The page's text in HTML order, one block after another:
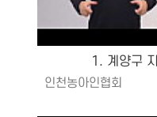
1. 계양구
인천농아인협회